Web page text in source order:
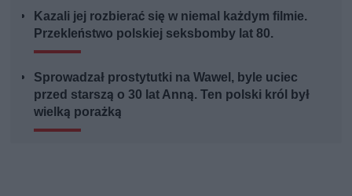
Kazali jej rozbierać się w niemal każdym filmie.
Przekleństwo polskiej seksbomby lat 80.
Sprowadzał prostytutki na Wawel, byle uciec
przed starszą o 30 lat Anną. Ten polski król był
wielką porażką